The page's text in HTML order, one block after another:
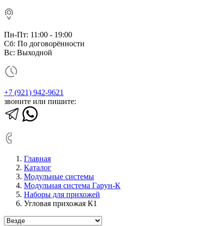
Пн-Пт: 11:00 - 19:00
Сб: По договорённости
Вс: Выходной
+7 (921) 942-9621
звоните или пишите:
Главная
Каталог
Модульные системы
Модульная система Гарун-К
Наборы для прихожей
Угловая прихожая К1